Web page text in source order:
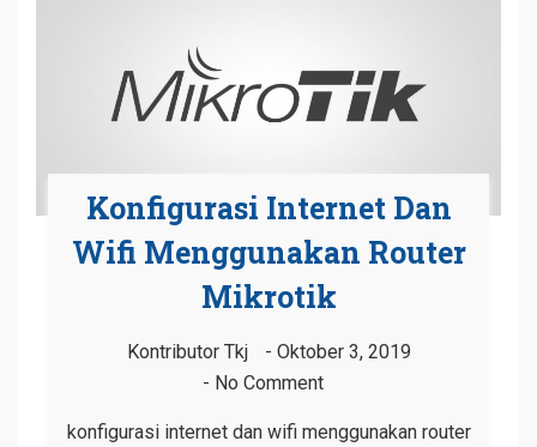
Konfigurasi Internet Dan
Wifi Menggunakan Router
Mikrotik
Kontributor Tkj
Oktober 3, 2019
No Comment
konfigurasi internet dan wifi menggunakan router